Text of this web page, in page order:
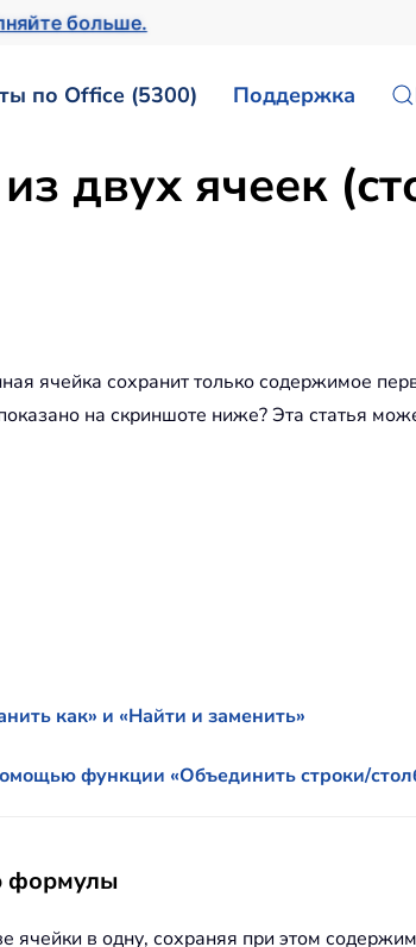
больше.
по Office (5300) Поддержка
двух ячеек
ячейка сохранит только содержимое
на скриншоте ниже? Эта статья
как» и «Найти и заменить»
функции «Объединить строки/
формулы
ячейки в одну, сохраняя при этом